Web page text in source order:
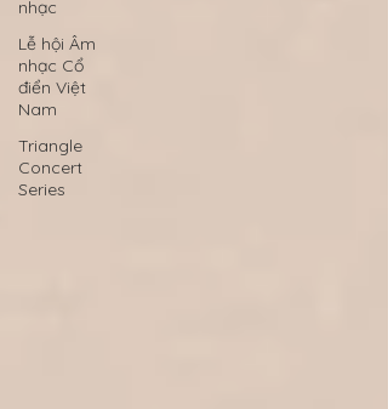
nhạc
Lễ hội Âm
nhạc Cổ
điển Việt
Nam
Triangle
Concert
Series